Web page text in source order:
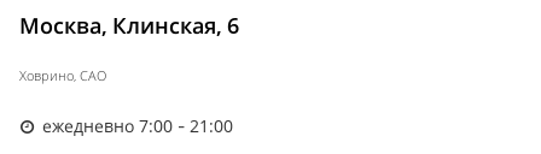
Москва, Клинская, 6
Ховрино, САО
ежедневно 7:00 - 21:00